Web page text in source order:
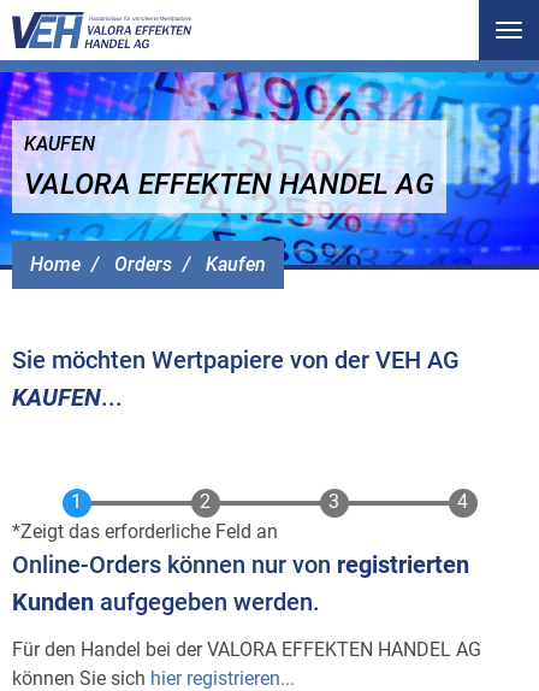
Home Orders Kaufen
KAUFEN
VALORA EFFEKTEN HANDEL AG
Sie möchten Wertpapiere von der VEH AG
KAUFEN...
Zeigt das erforderliche Feld an
Online-Orders können nur von registrierten
Kunden aufgegeben werden.
Für den Handel bei der VALORA EFFEKTEN HANDEL AG
können Sie sich hier registrieren...